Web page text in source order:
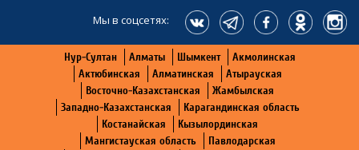
Мы в соцсетях:
Нур-Султан Алматы Шымкент
Акмолинская
Актюбинская
Алматинская
Атырауская
Восточно-Казахстанская
Жамбылская
Западно-Казахстанская
Карагандинская область
Костанайская
Кызылординская
Мангистауская область
Павлодарская